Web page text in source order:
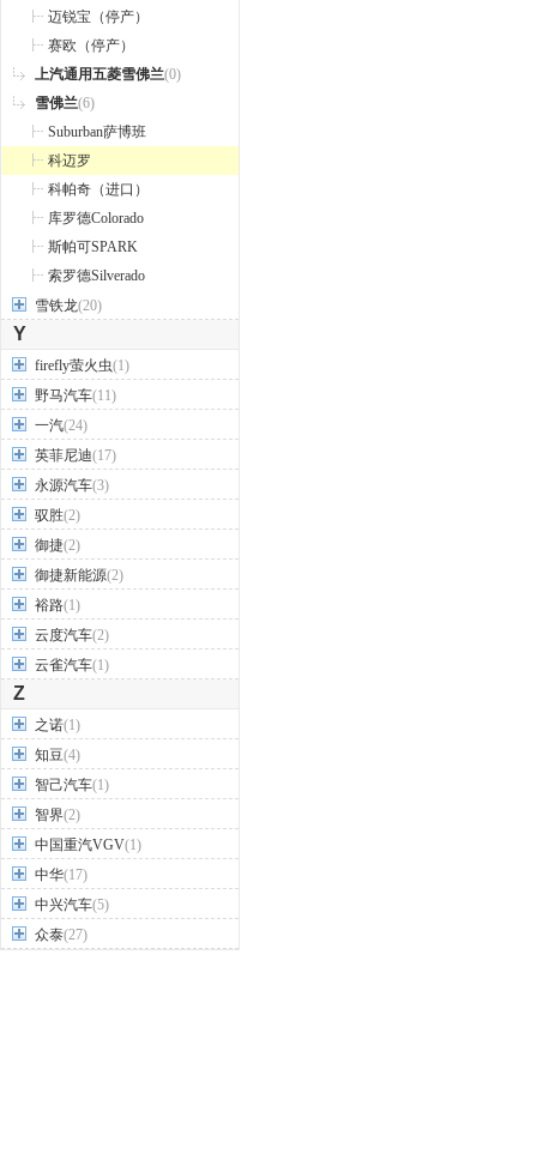
迈锐宝（停产）
赛欧（停产）
上汽通用五菱雪佛兰(0)
雪佛兰(6)
Suburban萨博班
科迈罗
科帕奇（进口）
库罗德Colorado
斯帕可SPARK
索罗德Silverado
雪铁龙(20)
Y
firefly萤火虫(1)
野马汽车(11)
一汽(24)
英菲尼迪(17)
永源汽车(3)
驭胜(2)
御捷(2)
御捷新能源(2)
裕路(1)
云度汽车(2)
云雀汽车(1)
Z
之诺(1)
知豆(4)
智己汽车(1)
智界(2)
中国重汽VGV(1)
中华(17)
中兴汽车(5)
众泰(27)